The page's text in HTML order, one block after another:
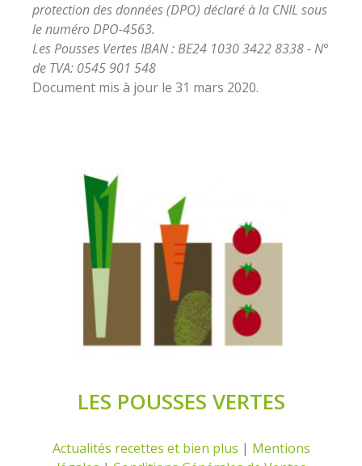
protection des données (DPO) déclaré à la CNIL sous
le numéro DPO-4563.
Les Pousses Vertes IBAN : BE24 1030 3422 8338 - N°
de TVA: 0545 901 548
Document mis à jour le 31 mars 2020.
LES POUSSES VERTES
Actualités recettes et bien plus | Mentions